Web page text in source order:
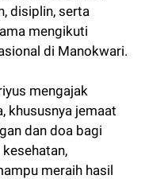
disiplin, serta
mengikuti
di Manokwari.
mengajak
khususnya jemaat
dan doa bagi
meraih hasil